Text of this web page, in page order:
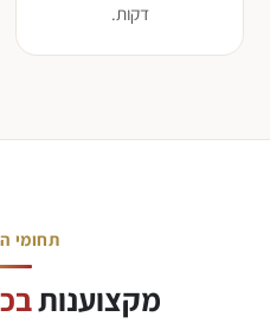
דקות.
תחומי
מקצוענות